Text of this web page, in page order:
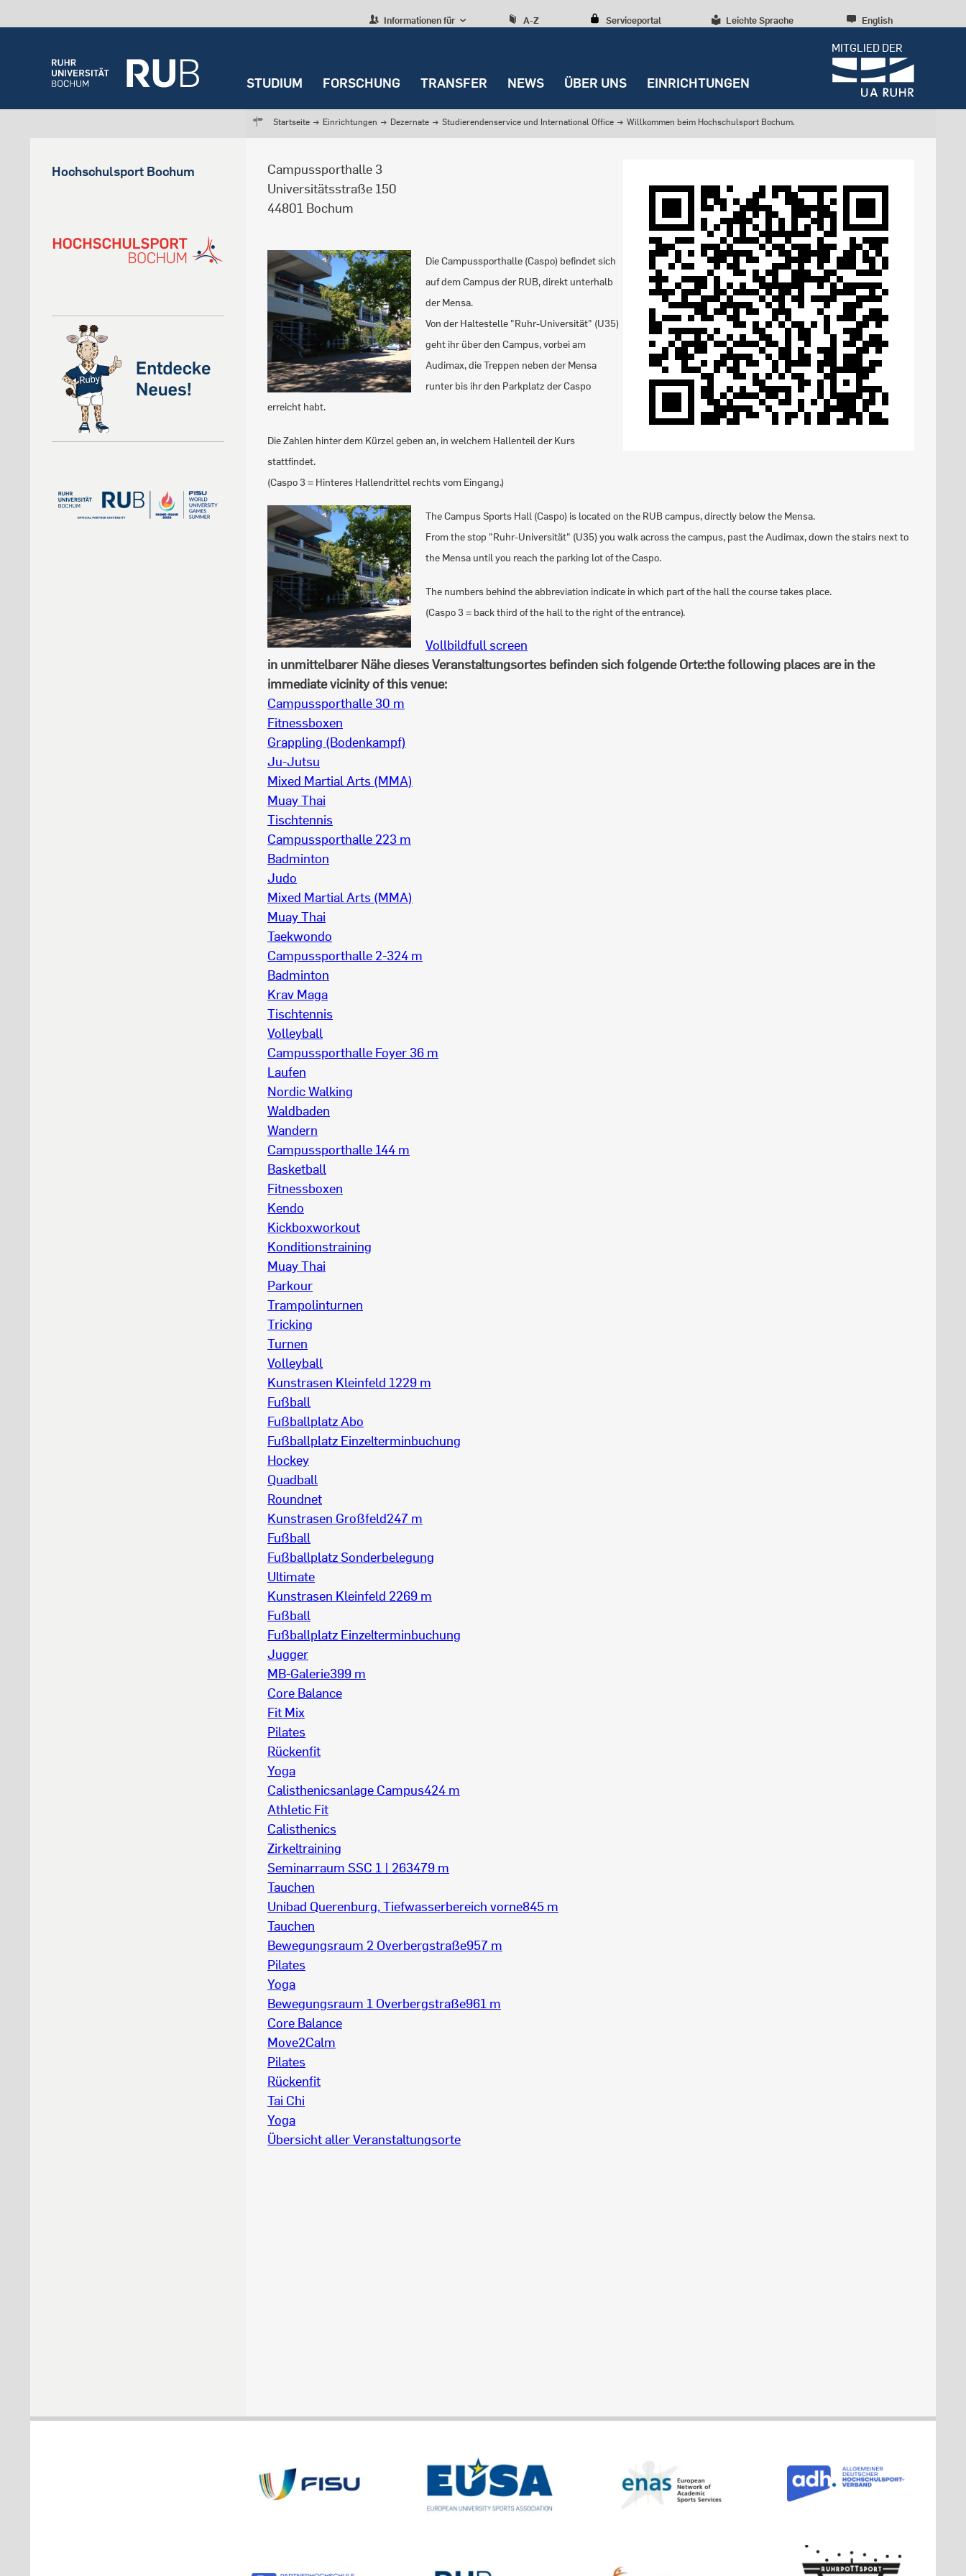
Informationen für A-Z Serviceportal Leichte Sprache English
STUDIUM FORSCHUNG TRANSFER NEWS ÜBER UNS EINRICHTUNGEN
MITGLIED DER
Startseite → Einrichtungen → Dezernate → Studierendenservice und International Office → Willkommen beim Hochschulsport Bochum.
Hochschulsport Bochum
Campussporthalle 3
Universitätsstraße 150
44801 Bochum
Die Campussporthalle (Caspo) befindet sich
auf dem Campus der RUB, direkt unterhalb
der Mensa.
Von der Haltestelle "Ruhr-Universität" (U35)
geht ihr über den Campus, vorbei am
Audimax, die Treppen neben der Mensa
runter bis ihr den Parkplatz der Caspo
erreicht habt.
Die Zahlen hinter dem Kürzel geben an, in welchem Hallenteil der Kurs
stattfindet.
(Caspo 3 = Hinteres Hallendrittel rechts vom Eingang.)
The Campus Sports Hall (Caspo) is located on the RUB campus, directly below the Mensa.
From the stop "Ruhr-Universität" (U35) you walk across the campus, past the Audimax, down the stairs next to
the Mensa until you reach the parking lot of the Caspo.
The numbers behind the abbreviation indicate in which part of the hall the course takes place.
(Caspo 3 = back third of the hall to the right of the entrance).
Vollbildfull screen
in unmittelbarer Nähe dieses Veranstaltungsortes befinden sich folgende Orte:the following places are in the
immediate vicinity of this venue:
Campussporthalle 30 m
Fitnessboxen
Grappling (Bodenkampf)
Ju-Jutsu
Mixed Martial Arts (MMA)
Muay Thai
Tischtennis
Campussporthalle 223 m
Badminton
Judo
Mixed Martial Arts (MMA)
Muay Thai
Taekwondo
Campussporthalle 2-324 m
Badminton
Krav Maga
Tischtennis
Volleyball
Campussporthalle Foyer 36 m
Laufen
Nordic Walking
Waldbaden
Wandern
Campussporthalle 144 m
Basketball
Fitnessboxen
Kendo
Kickboxworkout
Konditionstraining
Muay Thai
Parkour
Trampolinturnen
Tricking
Turnen
Volleyball
Kunstrasen Kleinfeld 1229 m
Fußball
Fußballplatz Abo
Fußballplatz Einzelterminbuchung
Hockey
Quadball
Roundnet
Kunstrasen Großfeld247 m
Fußball
Fußballplatz Sonderbelegung
Ultimate
Kunstrasen Kleinfeld 2269 m
Fußball
Fußballplatz Einzelterminbuchung
Jugger
MB-Galerie399 m
Core Balance
Fit Mix
Pilates
Rückenfit
Yoga
Calisthenicsanlage Campus424 m
Athletic Fit
Calisthenics
Zirkeltraining
Seminarraum SSC 1 | 263479 m
Tauchen
Unibad Querenburg, Tiefwasserbereich vorne845 m
Tauchen
Bewegungsraum 2 Overbergstraße957 m
Pilates
Yoga
Bewegungsraum 1 Overbergstraße961 m
Core Balance
Move2Calm
Pilates
Rückenfit
Tai Chi
Yoga
Übersicht aller Veranstaltungsorte